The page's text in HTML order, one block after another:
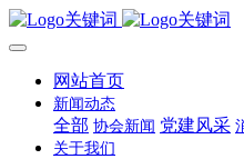
网站首页
新闻动态
全部 协会新闻 党建风采
关于我们